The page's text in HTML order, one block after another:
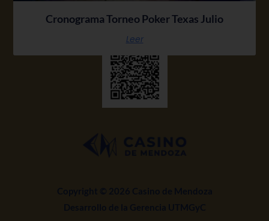
Cronograma Torneo Poker Texas Julio
Leer